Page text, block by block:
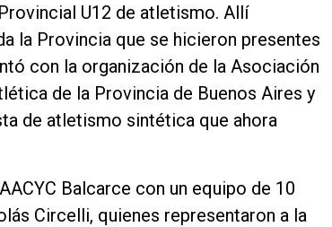
U12 de atletismo. Allí
la Provincia que se hicieron presentes
con la organización de la Asociación
de la Provincia de Buenos Aires y
de atletismo sintética que ahora
Balcarce con un equipo de 10
Circelli, quienes representaron a la